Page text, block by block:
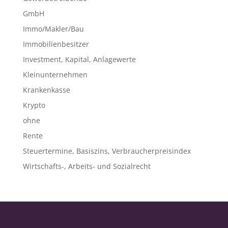
GmbH
Immo/Makler/Bau
Immobilienbesitzer
Investment, Kapital, Anlagewerte
Kleinunternehmen
Krankenkasse
Krypto
ohne
Rente
Steuertermine, Basiszins, Verbraucherpreisindex
Wirtschafts-, Arbeits- und Sozialrecht